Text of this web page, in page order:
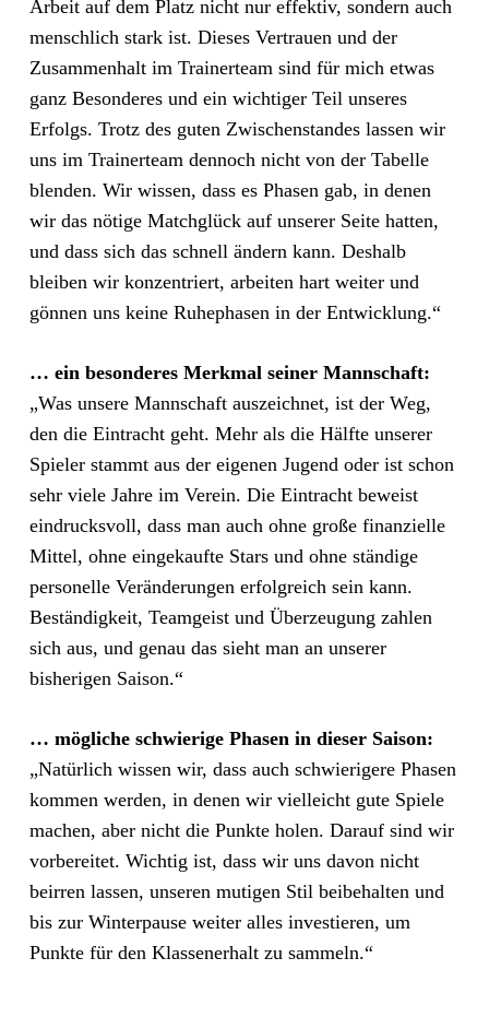
Arbeit auf dem Platz nicht nur effektiv, sondern auch
menschlich stark ist. Dieses Vertrauen und der
Zusammenhalt im Trainerteam sind für mich etwas
ganz Besonderes und ein wichtiger Teil unseres
Erfolgs. Trotz des guten Zwischenstandes lassen wir
uns im Trainerteam dennoch nicht von der Tabelle
blenden. Wir wissen, dass es Phasen gab, in denen
wir das nötige Matchglück auf unserer Seite hatten,
und dass sich das schnell ändern kann. Deshalb
bleiben wir konzentriert, arbeiten hart weiter und
gönnen uns keine Ruhephasen in der Entwicklung.“
… ein besonderes Merkmal seiner Mannschaft:
„Was unsere Mannschaft auszeichnet, ist der Weg,
den die Eintracht geht. Mehr als die Hälfte unserer
Spieler stammt aus der eigenen Jugend oder ist schon
sehr viele Jahre im Verein. Die Eintracht beweist
eindrucksvoll, dass man auch ohne große finanzielle
Mittel, ohne eingekaufte Stars und ohne ständige
personelle Veränderungen erfolgreich sein kann.
Beständigkeit, Teamgeist und Überzeugung zahlen
sich aus, und genau das sieht man an unserer
bisherigen Saison.“
… mögliche schwierige Phasen in dieser Saison:
„Natürlich wissen wir, dass auch schwierigere Phasen
kommen werden, in denen wir vielleicht gute Spiele
machen, aber nicht die Punkte holen. Darauf sind wir
vorbereitet. Wichtig ist, dass wir uns davon nicht
beirren lassen, unseren mutigen Stil beibehalten und
bis zur Winterpause weiter alles investieren, um
Punkte für den Klassenerhalt zu sammeln.“